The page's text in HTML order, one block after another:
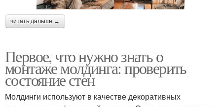
читать дальше →
Первое, что нужно знать о
монтаже молдинга: проверить
состояние стен
Молдинги используют в качестве декоративных